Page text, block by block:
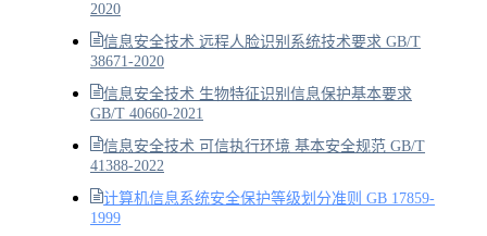
2020
信息安全技术 远程人脸识别系统技术要求 GB/T
38671-2020
信息安全技术 生物特征识别信息保护基本要求
GB/T 40660-2021
信息安全技术 可信执行环境 基本安全规范 GB/T
41388-2022
计算机信息系统安全保护等级划分准则 GB 17859-
1999